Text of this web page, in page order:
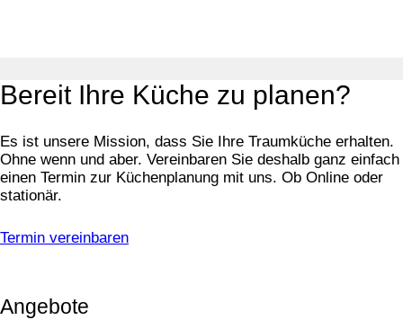
Bereit Ihre Küche zu planen?
Es ist unsere Mission, dass Sie Ihre Traumküche erhalten.
Ohne wenn und aber. Vereinbaren Sie deshalb ganz einfach
einen Termin zur Küchenplanung mit uns. Ob Online oder
stationär.
Termin vereinbaren
Angebote